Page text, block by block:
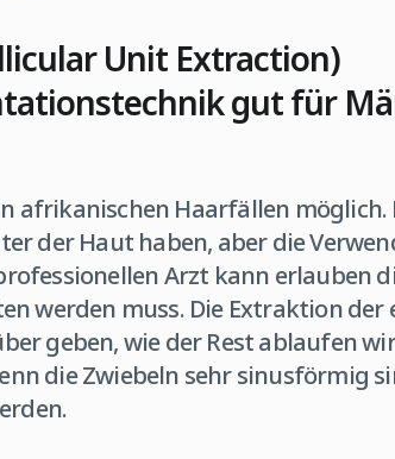
Unit Extraction)
gut für
afrikanischen Haarfällen
der Haut haben, aber die
Arzt kann erlauben
werden muss. Die Extraktion
geben, wie der Rest ablaufen
die Zwiebeln sehr sinusförmig